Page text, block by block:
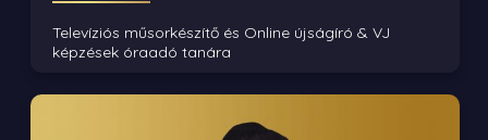
Televíziós műsorkészítő és Online újságíró & VJ
képzések óraadó tanára